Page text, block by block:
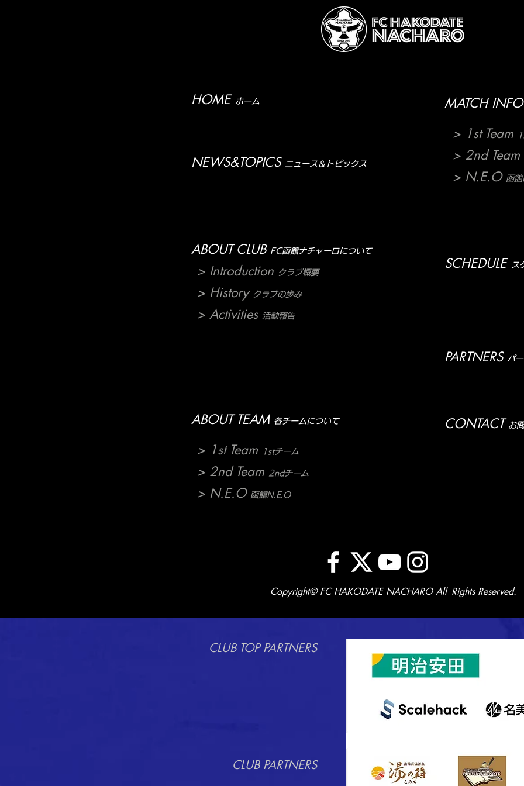
HOME ホーム
NEWS&TOPICS ニュース＆トピックス
MATCH INFO
> 1st Team
> 2nd Team
> N.E.O 函
ABOUT CLUB FC函館ナチャーロについて
> Introduction クラブ概要
> History クラブの歩み
> Activities 活動報告
SCHEDULE ス
PARTNERS パ
ABOUT TEAM 各チームについて
> 1st Team 1stチーム
> 2nd Team 2ndチーム
> N.E.O 函館N.E.O
CONTACT お
Copyright© FC HAKODATE NACHARO All Rights Reserved.
CLUB TOP PARTNERS
CLUB PARTNERS